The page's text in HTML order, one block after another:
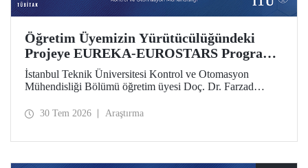
Öğretim Üyemizin Yürütücülüğündeki
Projeye EUREKA-EUROSTARS Programı
Desteği
İstanbul Teknik Üniversitesi Kontrol ve Otomasyon
Mühendisliği Bölümü öğretim üyesi Doç. Dr. Farzad
Driven Resilient Power Systems: Revolutionizing Energy
30 Tem 2026 Araştırma